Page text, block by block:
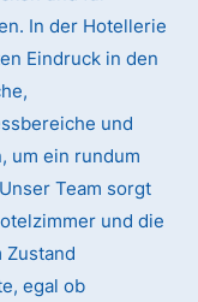
In der Hotellerie
Eindruck in den
und
um ein rundum
Team sorgt
und die
Zustand
egal ob